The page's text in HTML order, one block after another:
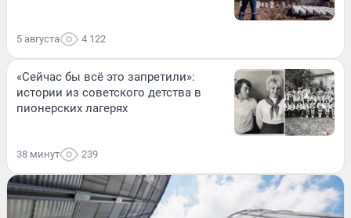
5 августа 4 122
«Сейчас бы всё это запретили»:
истории из советского детства в
пионерских лагерях
38 минут 239